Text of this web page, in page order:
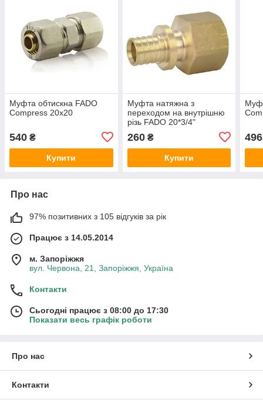
Муфта обтискна FADO
Compress 20х20
540 ₴
Купити
Муфта натяжна з
переходом на внутрішню
різь FADO 20*3/4"
260₴
Купити
496
Про нас
97% позитивних з 105 відгуків за рік
Працює з 14.05.2014
м. Запоріжжя
вул. Червона, 21, Запоріжжя, Україна
Контакти
Сьогодні працює з 08:00 до 17:30
Показати весь графік роботи
Про нас
Контакти